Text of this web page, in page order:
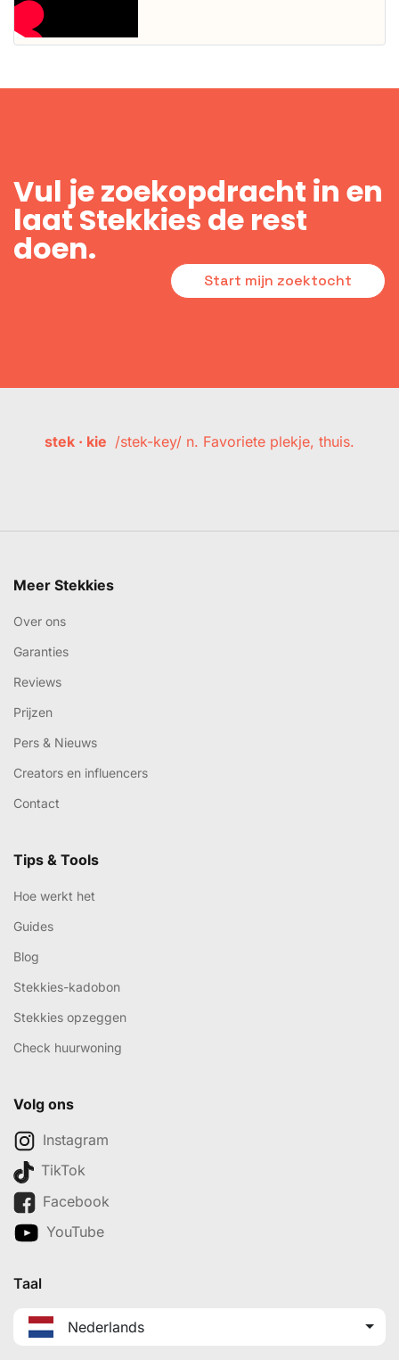
Vul je zoekopdracht in en
laat Stekkies de rest
doen.
Start mijn zoektocht
stek · kie /stek-key/ n. Favoriete plekje, thuis.
Meer Stekkies
Over ons
Garanties
Reviews
Prijzen
Pers & Nieuws
Creators en influencers
Contact
Tips & Tools
Hoe werkt het
Guides
Blog
Stekkies-kadobon
Stekkies opzeggen
Check huurwoning
Volg ons
Instagram
TikTok
Facebook
YouTube
Taal
Nederlands